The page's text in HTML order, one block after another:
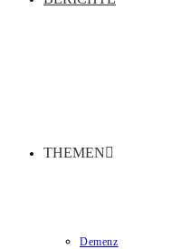
THEMEN
Demenz